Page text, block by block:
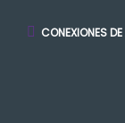
CONEXIONES